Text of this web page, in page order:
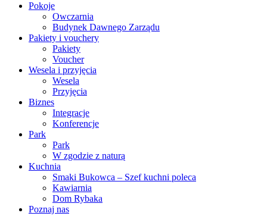
Pokoje
Owczarnia
Budynek Dawnego Zarządu
Pakiety i vouchery
Pakiety
Voucher
Wesela i przyjęcia
Wesela
Przyjęcia
Biznes
Integracje
Konferencje
Park
Park
W zgodzie z naturą
Kuchnia
Smaki Bukowca – Szef kuchni poleca
Kawiarnia
Dom Rybaka
Poznaj nas